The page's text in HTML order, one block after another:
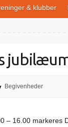
& klubber
Begivenheder
– 16.00 markeres